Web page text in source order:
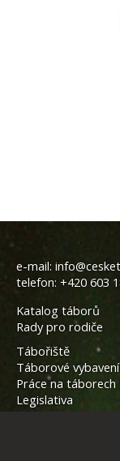
e-mail:
telefon: +420 603
Katalog táborů
Rady pro rodiče
Tábořiště
Táborové vybavení
Práce na táborech
Legislativa